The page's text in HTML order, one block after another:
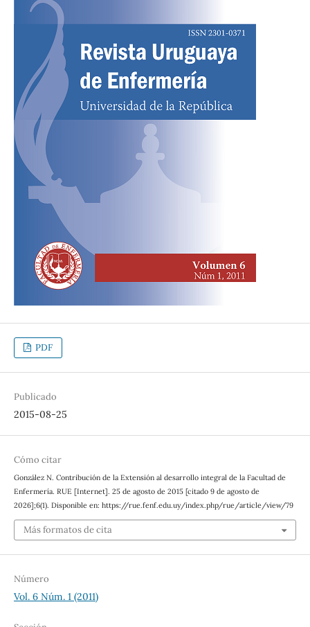
PDF
Publicado
2015-08-25
Cómo citar
González N. Contribución de la Extensión al desarrollo integral de la Facultad de
Enfermería. RUE [Internet]. 25 de agosto de 2015 [citado 9 de agosto de
2026];6(1). Disponible en: https://rue.fenf.edu.uy/index.php/rue/article/view/79
Más formatos de cita
Número
Vol. 6 Núm. 1 (2011)